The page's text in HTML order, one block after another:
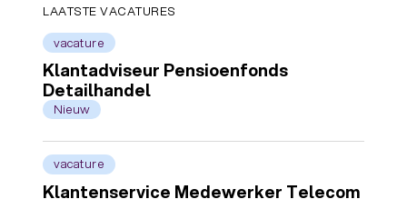
LAATSTE VACATURES
vacature
Klantadviseur Pensioenfonds
Detailhandel
Nieuw
vacature
Klantenservice Medewerker Telecom